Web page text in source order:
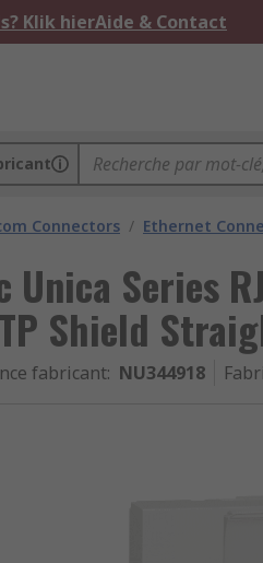
Klik hierAide & Contact
Connectors / Ethernet
Series
Shield
fabricant: NU344918